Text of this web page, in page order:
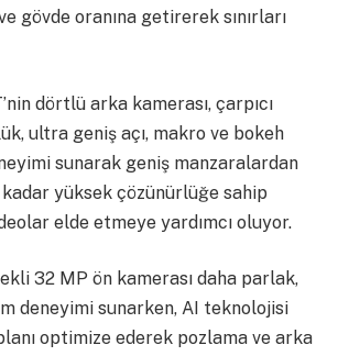
gövde oranına getirerek sınırları
dörtlü arka kamerası, çarpıcı
ultra geniş açı, makro ve bokeh
sunarak geniş manzaralardan
yüksek çözünürlüğe sahip
elde etmeye yardımcı oluyor.
32 MP ön kamerası daha parlak,
deneyimi sunarken, AI teknolojisi
optimize ederek pozlama ve arka